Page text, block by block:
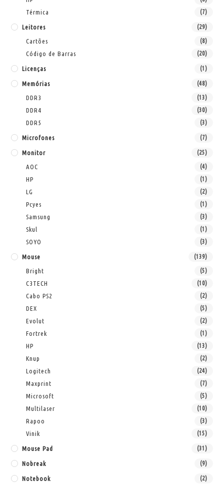
Térmica (7)
Leitores (29)
Cartões (8)
Código de Barras (20)
Licenças (1)
Memórias (48)
DDR3 (13)
DDR4 (30)
DDR5 (3)
Microfones (7)
Monitor (25)
AOC (4)
HP (1)
LG (2)
Pcyes (1)
Samsung (3)
Skul (1)
SOYO (3)
Mouse (139)
Bright (5)
C3TECH (10)
Cabo PS2 (2)
DEX (5)
Evolut (2)
Fortrek (1)
HP (13)
Knup (2)
Logitech (24)
Maxprint (7)
Microsoft (5)
Multilaser (10)
Rapoo (3)
Vinik (15)
Mouse Pad (31)
Nobreak (9)
Notebook (2)